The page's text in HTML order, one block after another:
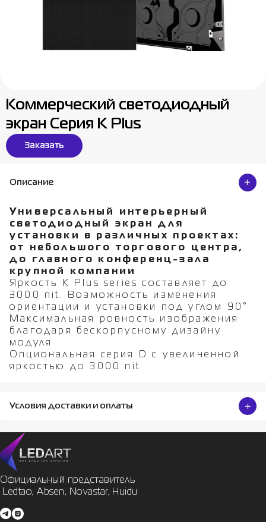
Коммерческий светодиодный
экран Серия K Plus
Заказать
Описание
Универсальный интерьерный
светодиодный экран для
установки в различных проектах:
от небольшого торгового центра,
до главного конференц-зала
крупной компании
Яркость K Plus series составляет до
3000 nit. Возможность изменения
ориентации и установки под углом 90°
Максимальная ровность изображения
благодаря бескорпусному дизайну
модуля
Опциональная серия D с увеличенной
яркостью до 3000 nit
Условия доставки и оплаты
Официальный представитель
Ledtao, Absen, Novastar, Huidu